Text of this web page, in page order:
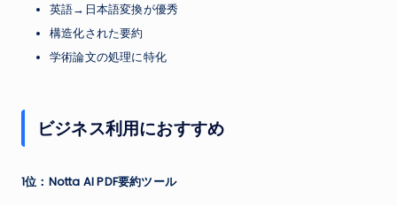
英語→日本語変換が優秀
構造化された要約
学術論文の処理に特化
ビジネス利用におすすめ
1位：Notta AI PDF要約ツール